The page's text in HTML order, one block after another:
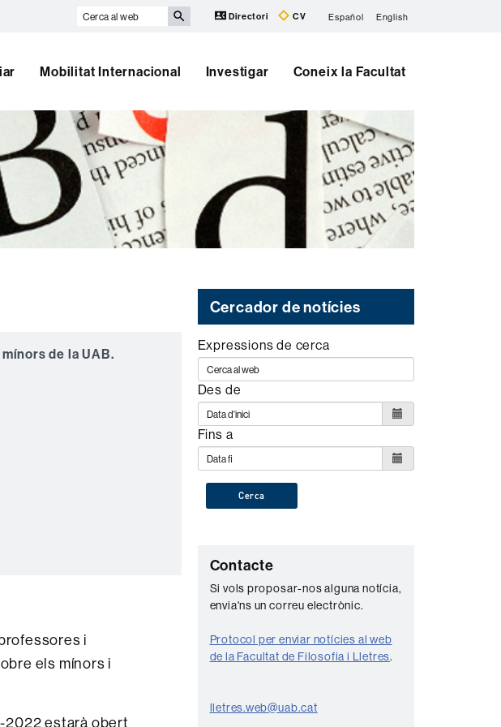
Cerca
Directori CV Español English
Mobilitat Internacional Investigar Coneix la Facultat
de la UAB.
i
els mínors i
2022 estarà obert
Cercador de notícies
Expressions de cerca
Des de
Fins a
Cerca
C
o
n
t
a
t
Contacte
Si vols proposar-nos alguna notícia,
envia'ns un correu electrònic.
Protocol per enviar notícies al web
de la Facultat de Filosofia i Lletres.
lletres.web@uab.cat